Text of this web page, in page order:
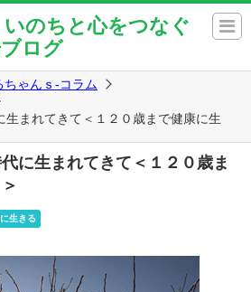
のちと心をつなぐ
ログ
ちゃんｓ-コラム
生まれてきて＜１２０歳まで健康に生
に生まれてきて＜１２０歳ま
生きる